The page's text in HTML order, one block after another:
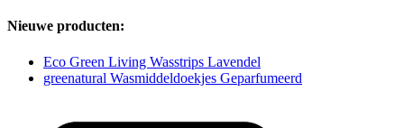
Nieuwe producten:
Eco Green Living Wasstrips Lavendel
greenatural Wasmiddeldoekjes Geparfumeerd